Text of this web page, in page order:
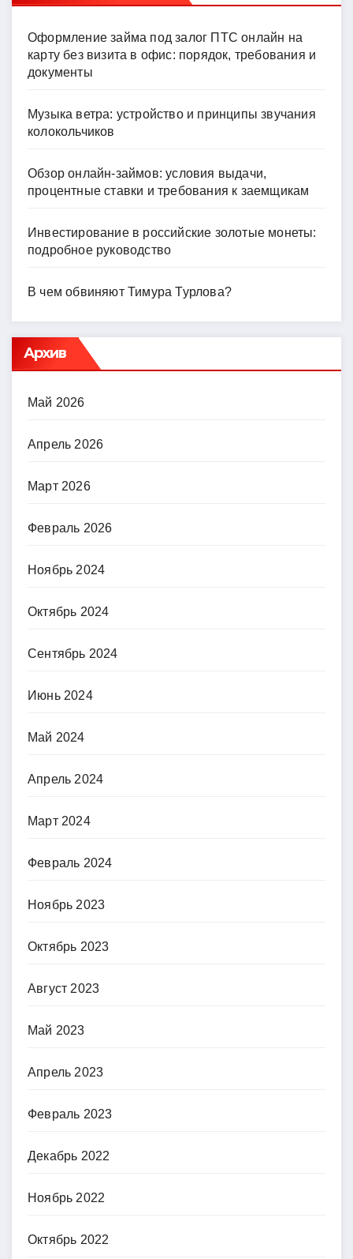
Оформление займа под залог ПТС онлайн на
карту без визита в офис: порядок, требования и
документы
Музыка ветра: устройство и принципы звучания
колокольчиков
Обзор онлайн-займов: условия выдачи,
процентные ставки и требования к заемщикам
Инвестирование в российские золотые монеты:
подробное руководство
В чем обвиняют Тимура Турлова?
Архив
Май 2026
Апрель 2026
Март 2026
Февраль 2026
Ноябрь 2024
Октябрь 2024
Сентябрь 2024
Июнь 2024
Май 2024
Апрель 2024
Март 2024
Февраль 2024
Ноябрь 2023
Октябрь 2023
Август 2023
Май 2023
Апрель 2023
Февраль 2023
Декабрь 2022
Ноябрь 2022
Октябрь 2022